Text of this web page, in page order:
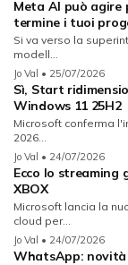
Meta AI può
termine i tuoi
Si va verso la
modell...
Jo Val • 25/07/2026
Sì, Start
Windows 11 25H2
Microsoft conferma
2026...
Jo Val • 24/07/2026
Ecco lo streaming
XBOX
Microsoft lancia la
cloud per...
Jo Val • 24/07/2026
WhatsApp: novità